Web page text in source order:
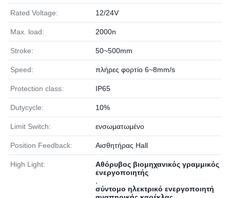
Rated Voltage: 12/24V
Max. load: 2000n
Stroke: 50~500mm
Speed: πλήρες φορτίο 6~8mm/s
Protection class: IP65
Dutycycle: 10%
Limit Switch: ενσωματωμένο
Position Feedback: Αισθητήρας Hall
High Light:
Αθόρυβος βιομηχανικός γραμμικός
ενεργοποιητής
σύντομο ηλεκτρικό ενεργοποιητή